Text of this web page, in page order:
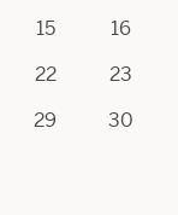
15
16
22
23
29
30